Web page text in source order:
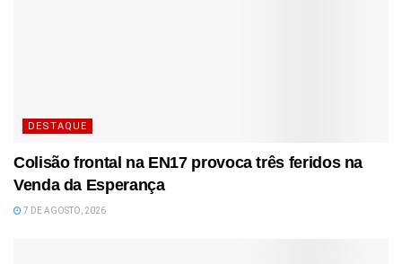
DESTAQUE
Colisão frontal na EN17 provoca três feridos na
Venda da Esperança
7 DE AGOSTO, 2026